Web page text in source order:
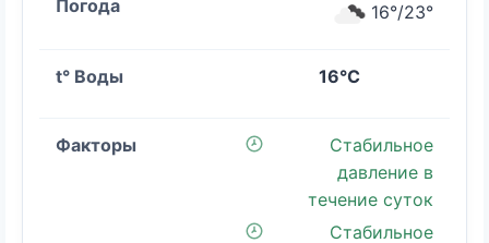
16°/23°
16°C
Стабильное
давление в
течение суток
Стабильное